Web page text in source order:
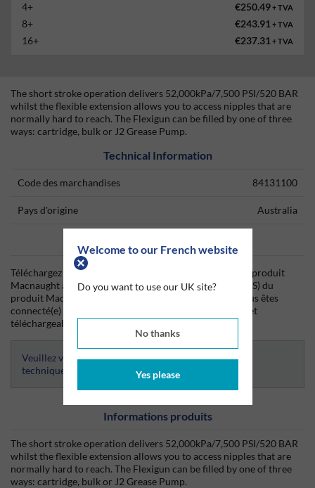
Welcome to our French website
Do you want to use our UK site?
No thanks
Yes please
4+ €250.49+ TVA
8+ €243.91 + TVA
16+ €237.31 + TVA
The short stroke operation delivers 52,000kPa/7,500 PSI/520 BAR
whilst the flexible extension allows you to access nipples that are
normally hard to reach. The Flexigun can be filled by one of three
ways: cartridge, bulk or J2 Grease Pump.
Technical Information
Code des marchandises 84131100
Pays d'origine Australia
Téléchargez dès aujourd'hui la fiche technique (TDS) du produit
Macnaught ainsi que la fiche de données de sécurité (SDS) du
produit Macnaught depuis Silmid. Une fois que vous vous êtes
connecté(e) ou inscrit(e), la fiche technique sera visible et
téléchargeable.
Veuillez vous connecter afin d’avoir accès aux fiches
techniques
Informations produits
The short stroke operation delivers 52,000kPa/7,500 PSI/520 BAR
whilst the flexible extension allows you to access nipples that are
normally hard to reach. The Flexigun can be filled by one of three
ways: cartridge, bulk or J2 Grease Pump.